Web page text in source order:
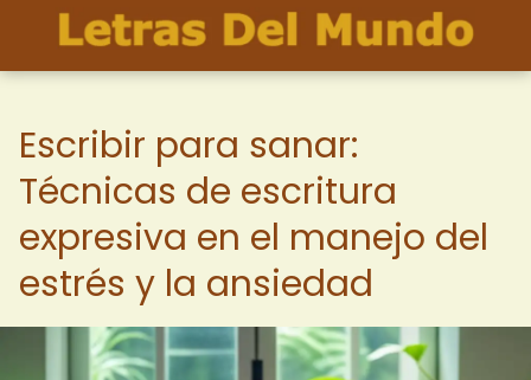
Escribir para sanar:
Técnicas de escritura
expresiva en el manejo del
estrés y la ansiedad